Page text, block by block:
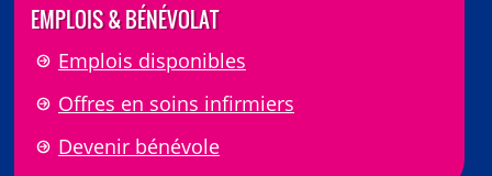
EMPLOIS & BÉNÉVOLAT
Emplois disponibles
Offres en soins infirmiers
Devenir bénévole